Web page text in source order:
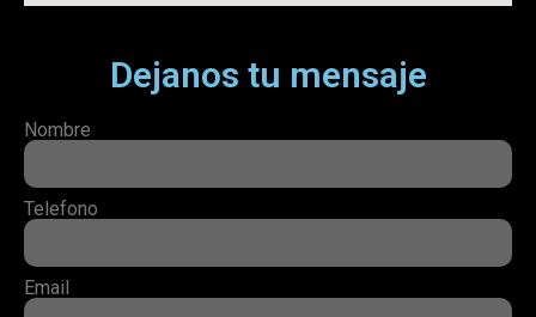
Dejanos tu mensaje
Nombre
Telefono
Email